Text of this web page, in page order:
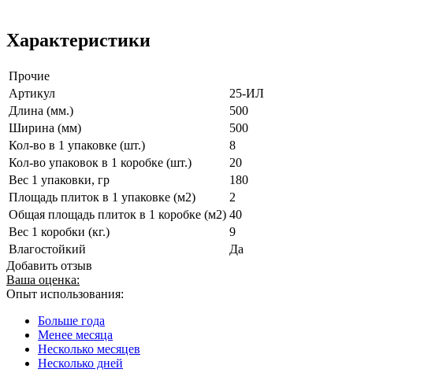
Характеристики
Прочие
Артикул
25-ИЛ
Длина (мм.)
500
Ширина (мм)
500
Кол-во в 1 упаковке (шт.)
8
Кол-во упаковок в 1 коробке (шт.)
20
Вес 1 упаковки, гр
180
Площадь плиток в 1 упаковке (м2)
2
Общая площадь плиток в 1 коробке (м2) 40
Вес 1 коробки (кг.)
9
Влагостойкий
Да
Добавить отзыв
Ваша оценка:
Опыт использования:
Больше года
Менее месяца
Несколько месяцев
Несколько дней